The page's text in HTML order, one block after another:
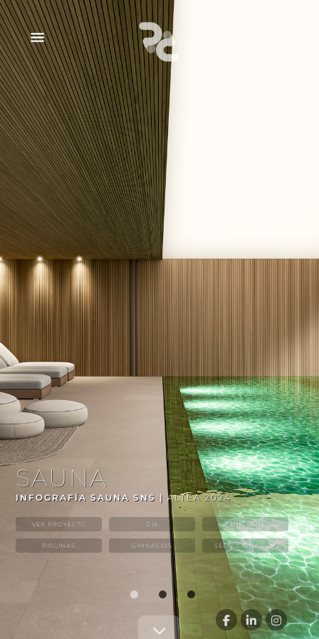
SAUNA
INFOGRAFÍA SAUNA SNS |ALTEA 2024
VER PROYECTO DIA CHILLOUTS
PISCINAS GIMNASIOS SELECCIONAR
firstSlideeee
Slide 2Slide 3